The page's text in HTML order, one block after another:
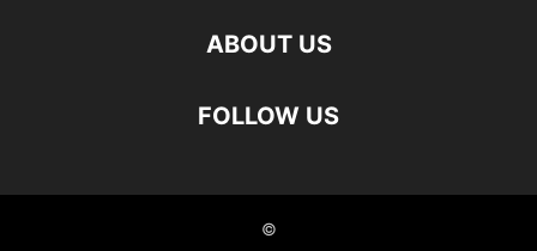
ABOUT US
FOLLOW US
©